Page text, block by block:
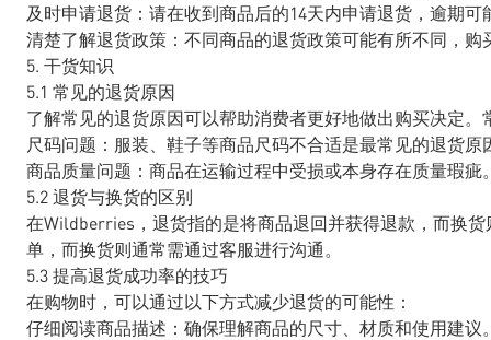
及时申请退货：请在收到商品后的14天内申请退货，逾期可
清楚了解退货政策：不同商品的退货政策可能有所不同，
5. 干货知识
5.1 常见的退货原因
了解常见的退货原因可以帮助消费者更好地做出购买决定。
尺码问题：服装、鞋子等商品尺码不合适是最常见的退货原
商品质量问题：商品在运输过程中受损或本身存在质量瑕疵
5.2 退货与换货的区别
在Wildberries，退货指的是将商品退回并获得退款，而换
单，而换货则通常需通过客服进行沟通。
5.3 提高退货成功率的技巧
在购物时，可以通过以下方式减少退货的可能性：
仔细阅读商品描述：确保理解商品的尺寸、材质和使用建议